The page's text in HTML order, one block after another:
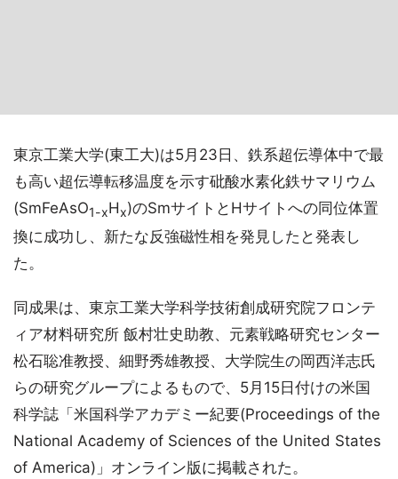
東京工業大学(東工大)は5月23日、鉄系超伝導体中で最
も高い超伝導転移温度を示す砒酸水素化鉄サマリウム
(SmFeAsO1-xHx)のSmサイトとHサイトへの同位体置
換に成功し、新たな反強磁性相を発見したと発表し
た。
同成果は、東京工業大学科学技術創成研究院フロンテ
ィア材料研究所 飯村壮史助教、元素戦略研究センター
松石聡准教授、細野秀雄教授、大学院生の岡西洋志氏
らの研究グループによるもので、5月15日付けの米国
科学誌「米国科学アカデミー紀要(Proceedings of the
National Academy of Sciences of the United States
of America)」オンライン版に掲載された。